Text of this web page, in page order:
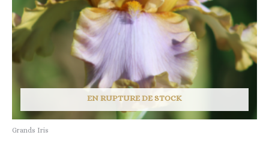
EN RUPTURE DE STOCK
Grands Iris